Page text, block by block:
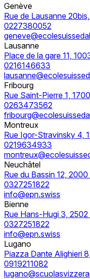
Genève
Rue de Lausanne
0227380052
Lausanne
Place de la gare 11,
0216146633
Fribourg
Rue Saint-Pierre 1,
0263473562
Montreux
Rue Igor-Stravinsky 4,
0219634933
Neuchâtel
Rue du Bassin 12,
0327251822
info@epn.swiss
Bienne
Rue Hans-Hugi 3, 2502
0327251822
info@epn.swiss
Lugano
Piazza Dante Alighieri
0919211082